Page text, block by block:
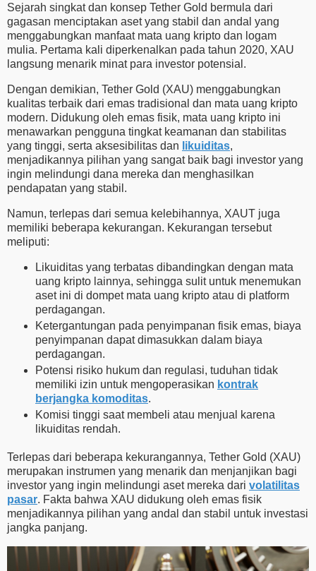
Sejarah singkat dan konsep Tether Gold bermula dari
gagasan menciptakan aset yang stabil dan andal yang
menggabungkan manfaat mata uang kripto dan logam
mulia. Pertama kali diperkenalkan pada tahun 2020, XAU
langsung menarik minat para investor potensial.
Dengan demikian, Tether Gold (XAU) menggabungkan
kualitas terbaik dari emas tradisional dan mata uang kripto
modern. Didukung oleh emas fisik, mata uang kripto ini
menawarkan pengguna tingkat keamanan dan stabilitas
yang tinggi, serta aksesibilitas dan likuiditas,
menjadikannya pilihan yang sangat baik bagi investor yang
ingin melindungi dana mereka dan menghasilkan
pendapatan yang stabil.
Namun, terlepas dari semua kelebihannya, XAUT juga
memiliki beberapa kekurangan. Kekurangan tersebut
meliputi:
Likuiditas yang terbatas dibandingkan dengan mata
uang kripto lainnya, sehingga sulit untuk menemukan
aset ini di dompet mata uang kripto atau di platform
perdagangan.
Ketergantungan pada penyimpanan fisik emas, biaya
penyimpanan dapat dimasukkan dalam biaya
perdagangan.
Potensi risiko hukum dan regulasi, tuduhan tidak
memiliki izin untuk mengoperasikan kontrak
berjangka komoditas.
Komisi tinggi saat membeli atau menjual karena
likuiditas rendah.
Terlepas dari beberapa kekurangannya, Tether Gold (XAU)
merupakan instrumen yang menarik dan menjanjikan bagi
investor yang ingin melindungi aset mereka dari volatilitas
pasar. Fakta bahwa XAU didukung oleh emas fisik
menjadikannya pilihan yang andal dan stabil untuk investasi
jangka panjang.